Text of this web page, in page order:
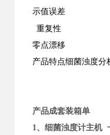
示值误差
重复性
零点漂移
产品特点细菌浊度分
产品成套装箱单
1、细菌浊度计主机